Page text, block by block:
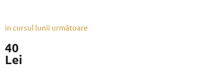
40
Lei
în cursul lunii următoare